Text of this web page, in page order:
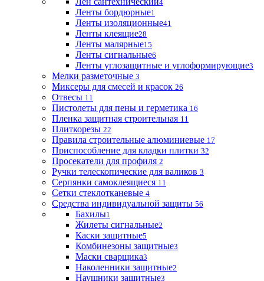
4
Ленты бордюрные1
Ленты изоляционные41
Ленты клеящие28
Ленты малярные15
Ленты сигнальные6
Ленты углозащитные и углоформирующие3
Мелки разметочные 3
Миксеры для смесей и красок 26
Отвесы 11
Пистолеты для пены и герметика 16
Пленка защитная строительная 11
Плиткорезы 22
Правила строительные алюминиевые 17
Приспособление для кладки плитки 32
Просекатели для профиля 2
Ручки телескопические для валиков 3
Серпянки самоклеящиеся 11
Сетки стеклотканевые 4
Средства индивидуальной защиты 56
Бахилы1
Жилеты сигнальные2
Каски защитные5
Комбинезоны защитные3
Маски сварщика3
Наколенники защитные2
Наушники защитные3